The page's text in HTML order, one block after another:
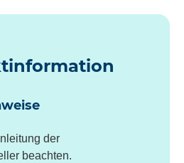
der
beachten.